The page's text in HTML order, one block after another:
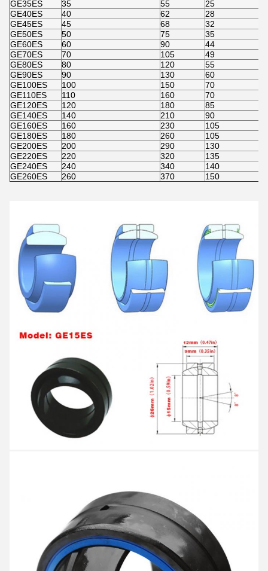
GE35ES
35 55
25
GE40ES
40 62
28
GE45ES
45 68
32
GE50ES
50 75
35
GE60ES
60 90
44
GE70ES
70 105
49
GE80ES
80 120
55
GE90ES
90 130
60
GE100ES
100 150
70
GE110ES
110 160
70
GE120ES
120 180
85
GE140ES
140 210
90
GE160ES
160 230
105
GE180ES
180 260
105
GE200ES
200 290
130
GE220ES
220 320
135
GE240ES
240 340
140
GE260ES
260 370 150